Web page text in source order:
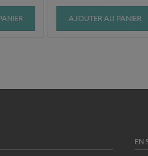
AJOUTER AU PANIER
EN